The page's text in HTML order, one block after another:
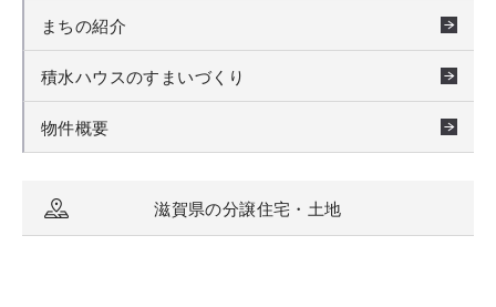
まちの紹介
積水ハウスのすまいづくり
物件概要
滋賀県の分譲住宅・土地